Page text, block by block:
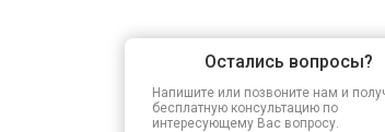
Остались вопросы?
Напишите или позвоните нам и
бесплатную консультацию по
интересующему Вас вопросу.